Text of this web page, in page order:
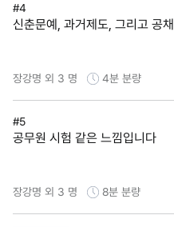
#4
신춘문예, 과거제도, 그리고 공채
장강명 외 3 명 4분 분량
#5
공무원 시험 같은 느낌입니다
장강명 외 3 명 8분 분량